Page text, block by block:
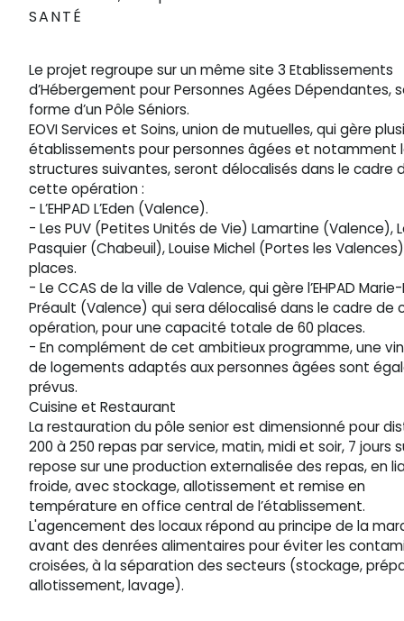
SANTÉ
Le projet regroupe sur un même site 3 Etablissements
d’Hébergement pour Personnes Agées Dépendantes,
forme d’un Pôle Séniors.
EOVI Services et Soins, union de mutuelles, qui gère
établissements pour personnes âgées et notamment
structures suivantes, seront délocalisés dans le cadre
cette opération :
- L’EHPAD L’Eden (Valence).
- Les PUV (Petites Unités de Vie) Lamartine (Valence),
Pasquier (Chabeuil), Louise Michel (Portes les Valences)
places.
- Le CCAS de la ville de Valence, qui gère l’EHPAD
Préault (Valence) qui sera délocalisé dans le cadre de
opération, pour une capacité totale de 60 places.
- En complément de cet ambitieux programme, une
de logements adaptés aux personnes âgées sont
prévus.
Cuisine et Restaurant
La restauration du pôle senior est dimensionné pour
200 à 250 repas par service, matin, midi et soir, 7 jours
repose sur une production externalisée des repas, en
froide, avec stockage, allotissement et remise en
température en office central de l’établissement.
L'agencement des locaux répond au principe de la
avant des denrées alimentaires pour éviter les
croisées, à la séparation des secteurs (stockage,
allotissement, lavage).